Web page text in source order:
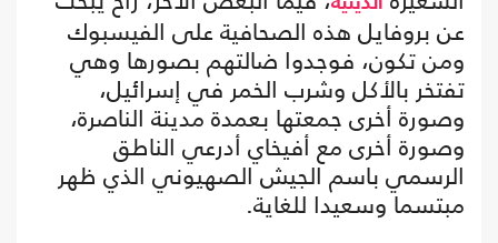
عن بروفايل هذه الصحافية على الفيسبوك
ومن تكون، فوجدوا ضالتهم بصورها وهي
تفتخر بالأكل وشرب الخمر في إسرائيل،
وصورة أخرى جمعتها بعمدة مدينة الناصرة،
وصورة أخرى مع أفيخاي أدرعي الناطق
الرسمي باسم الجيش الصهيوني الذي ظهر
مبتسما وسعيدا للغاية.